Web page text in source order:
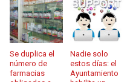
Se duplica el
número de
farmacias
Nadie solo
estos días: el
Ayuntamiento